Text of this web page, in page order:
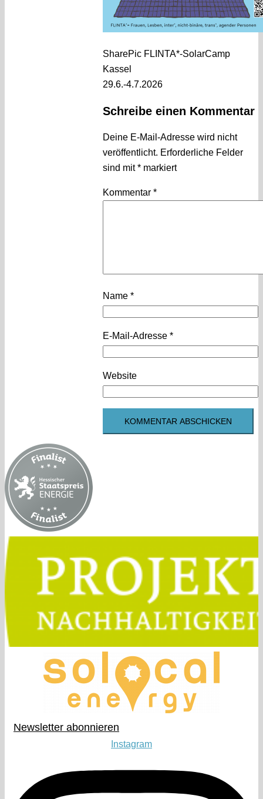
SharePic FLINTA*-SolarCamp
Kassel
29.6.-4.7.2026
Schreibe einen Kommentar
Deine E-Mail-Adresse wird nicht
veröffentlicht. Erforderliche Felder
sind mit* markiert
Kommentar *
Name *
E-Mail-Adresse *
Website
Newsletter abonnieren​
Instagram